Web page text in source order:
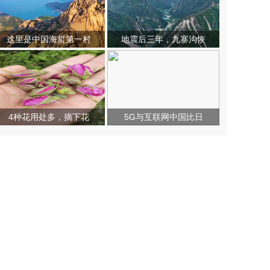
这里是中国海蜇第一村 地震后三年，九寨沟恢
4种花用处多，摘下花 5G与互联网中国比日